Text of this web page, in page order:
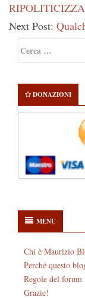
Next Post:
Sidebar
per:
DONAZIONI
MENU
Chi è Maurizio
Perché questo
Regole del forum
Grazie!